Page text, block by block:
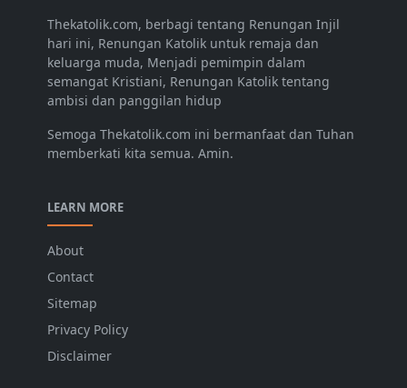
Thekatolik.com, berbagi tentang Renungan Injil
hari ini, Renungan Katolik untuk remaja dan
keluarga muda, Menjadi pemimpin dalam
semangat Kristiani, Renungan Katolik tentang
ambisi dan panggilan hidup
Semoga Thekatolik.com ini bermanfaat dan Tuhan
memberkati kita semua. Amin.
LEARN MORE
About
Contact
Sitemap
Privacy Policy
Disclaimer